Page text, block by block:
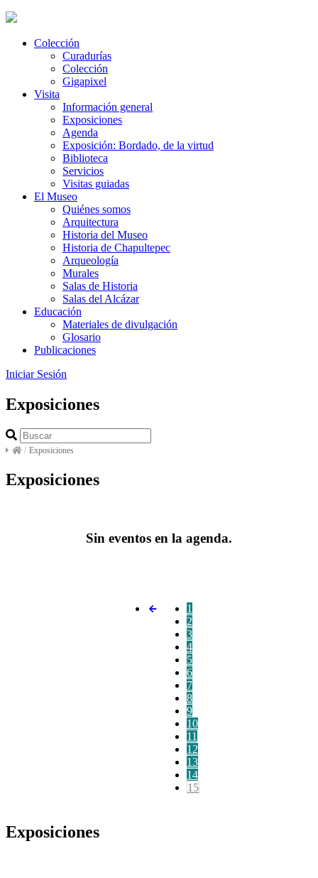
Colección
Curadurías
Colección
Gigapixel
Visita
Información general
Exposiciones
Agenda
Exposición: Bordado, de la virtud
Biblioteca
Servicios
Visitas guiadas
El Museo
Quiénes somos
Arquitectura
Historia del Museo
Historia de Chapultepec
Arqueología
Murales
Salas de Historia
Salas del Alcázar
Educación
Materiales de divulgación
Glosario
Publicaciones
Iniciar Sesión
Exposiciones
/ Exposiciones
Exposiciones
Sin eventos en la agenda.
1
2
3
4
5
6
7
8
9
10
11
12
13
14
15
Exposiciones